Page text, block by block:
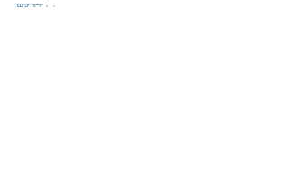
野音Live